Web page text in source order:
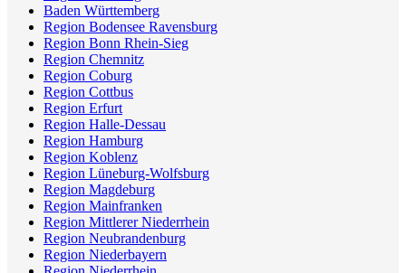
Baden Württemberg
Region Bodensee Ravensburg
Region Bonn Rhein-Sieg
Region Chemnitz
Region Coburg
Region Cottbus
Region Erfurt
Region Halle-Dessau
Region Hamburg
Region Koblenz
Region Lüneburg-Wolfsburg
Region Magdeburg
Region Mainfranken
Region Mittlerer Niederrhein
Region Neubrandenburg
Region Niederbayern